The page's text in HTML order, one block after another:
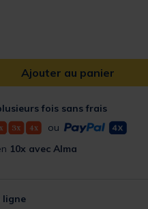
Ajouter au panier
fois sans frais
ou
en 10x avec Alma
ligne